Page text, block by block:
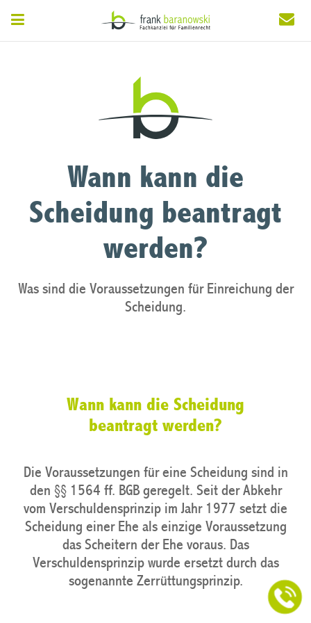
Wann kann die
Scheidung beantragt
werden?
Was sind die Voraussetzungen für Einreichung der
Scheidung.
Wann kann die Scheidung
beantragt werden?
Die Voraussetzungen für eine Scheidung sind in
den §§ 1564 ff. BGB geregelt. Seit der Abkehr
vom Verschuldensprinzip im Jahr 1977 setzt die
Scheidung einer Ehe als einzige Voraussetzung
das Scheitern der Ehe voraus. Das
Verschuldensprinzip wurde ersetzt durch das
sogenannte Zerrüttungsprinzip.